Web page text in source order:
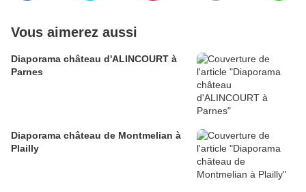
Vous aimerez aussi
Diaporama château d'ALINCOURT à
Parnes
Diaporama château de Montmelian à
Plailly